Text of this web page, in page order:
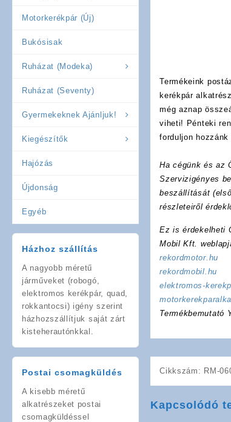
Motorkerékpár (Új)
Bukósisak
Ruházat (Modeka)
Ruházat (Seventy)
Gyermekeknek Ajánljuk!
Kiegészítők
Hajózás
Újdonság
Egyéb
Házhoz szállítás
A nagyobb méretű
járműveket (robogó,
elektromos kerékpár, quad,
rokkantocsi) igény szerint
házhozszállítjuk saját zárt
kisteherautónkkal.
Postai csomagküldés
A kisebb méretű
alkatrészeket postai
csomagküldéssel
Termékeink
kerékpár
még aznap
viheti! Pénteki
forduljon hozzánk
Ha cégünk és az
Szervizigényes
beszállítását
részleteiről
Ez is érdekelheti
Mobil Kft.
rekordmotor.hu
rekordmobil.hu
elektromos-
Termékbemutató
Cikkszám: RM-
Kapcsolódó